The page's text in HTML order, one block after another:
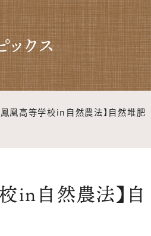
ガニック南さつ
鹿児島の有機・
ックス
鳳凰高等学校in自然農法】自然堆肥
in自然農法】自